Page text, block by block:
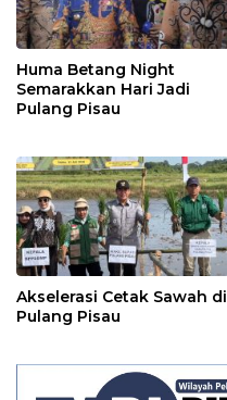
Huma Betang Night
Semarakkan Hari Jadi
Pulang Pisau
Akselerasi Cetak Sawah di
Pulang Pisau